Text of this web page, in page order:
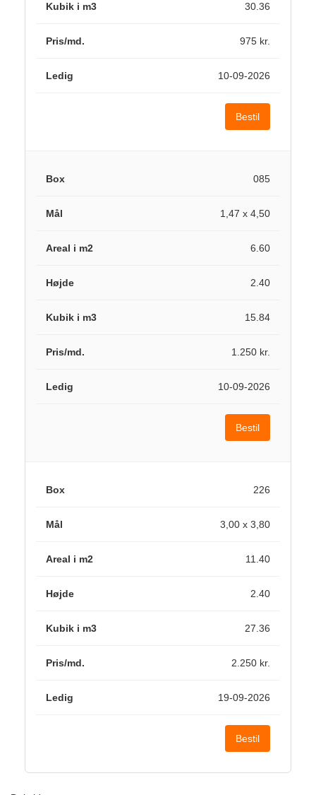
30.36
975 kr.
10-09-2026
Bestil
085
1,47 x 4,50
6.60
2.40
15.84
1.250 kr.
10-09-2026
Bestil
226
3,00 x 3,80
11.40
2.40
27.36
2.250 kr.
19-09-2026
Bestil